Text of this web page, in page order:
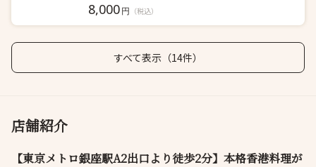
8,000円 （税込）
すべて表示（14件）
店舗紹介
【東京メトロ銀座駅A2出口より徒歩2分】本格香港料理が